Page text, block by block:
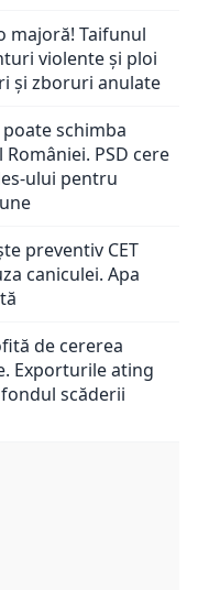
majoră! Taifunul
violente și ploi
și zboruri anulate
schimba
PSD cere
ului pentru
preventiv CET
caniculei. Apa
de cererea
Exporturile ating
scăderii